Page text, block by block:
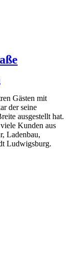
Gästen mit
der seine
ausgestellt hat.
Kunden aus
Ladenbau,
Ludwigsburg.